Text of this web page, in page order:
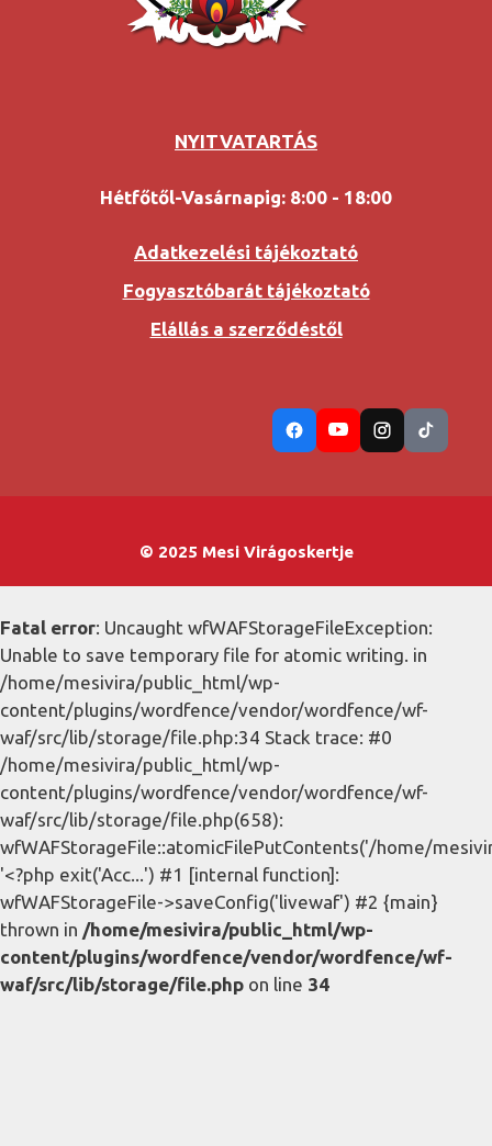
NYITVATARTÁS
Hétfőtől-Vasárnapig: 8:00 - 18:00
Adatkezelési tájékoztató
Fogyasztóbarát tájékoztató
Elállás a szerződéstől
© 2025 Mesi Virágoskertje
Fatal error: Uncaught wfWAFStorageFileException:
Unable to save temporary file for atomic writing. in
/home/mesivira/public_html/wp-
content/plugins/wordfence/vendor/wordfence/wf-
waf/src/lib/storage/file.php:34 Stack trace: #0
/home/mesivira/public_html/wp-
content/plugins/wordfence/vendor/wordfence/wf-
waf/src/lib/storage/file.php(658):
wfWAFStorageFile::atomicFilePutContents('/home/
'<?php exit('Acc...') #1 [internal function]:
wfWAFStorageFile->saveConfig('livewaf') #2 {main}
thrown in /home/mesivira/public_html/wp-
content/plugins/wordfence/vendor/wordfence/wf-
waf/src/lib/storage/file.php on line 34